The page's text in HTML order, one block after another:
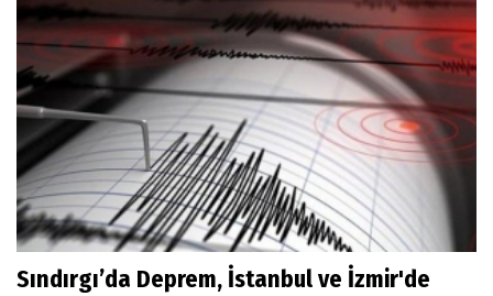
Sındırgı’da Deprem, İstanbul ve İzmir'de